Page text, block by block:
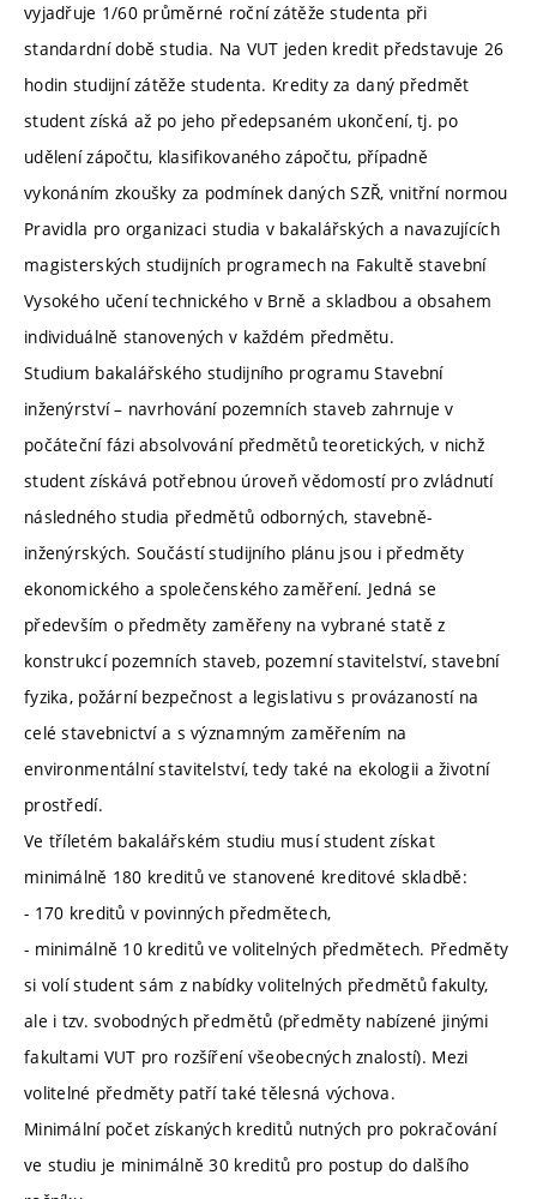
vyjadřuje 1/60 průměrné roční zátěže studenta při
standardní době studia. Na VUT jeden kredit představuje 26
hodin studijní zátěže studenta. Kredity za daný předmět
student získá až po jeho předepsaném ukončení, tj. po
udělení zápočtu, klasifikovaného zápočtu, případně
vykonáním zkoušky za podmínek daných SZŘ, vnitřní normou
Pravidla pro organizaci studia v bakalářských a navazujících
magisterských studijních programech na Fakultě stavební
Vysokého učení technického v Brně a skladbou a obsahem
individuálně stanovených v každém předmětu.
Studium bakalářského studijního programu Stavební
inženýrství – navrhování pozemních staveb zahrnuje v
počáteční fázi absolvování předmětů teoretických, v nichž
student získává potřebnou úroveň vědomostí pro zvládnutí
následného studia předmětů odborných, stavebně-
inženýrských. Součástí studijního plánu jsou i předměty
ekonomického a společenského zaměření. Jedná se
především o předměty zaměřeny na vybrané statě z
konstrukcí pozemních staveb, pozemní stavitelství, stavební
fyzika, požární bezpečnost a legislativu s provázaností na
celé stavebnictví a s významným zaměřením na
environmentální stavitelství, tedy také na ekologii a životní
prostředí.
Ve tříletém bakalářském studiu musí student získat
minimálně 180 kreditů ve stanovené kreditové skladbě:
- 170 kreditů v povinných předmětech,
- minimálně 10 kreditů ve volitelných předmětech. Předměty
si volí student sám z nabídky volitelných předmětů fakulty,
ale i tzv. svobodných předmětů (předměty nabízené jinými
fakultami VUT pro rozšíření všeobecných znalostí). Mezi
volitelné předměty patří také tělesná výchova.
Minimální počet získaných kreditů nutných pro pokračování
ve studiu je minimálně 30 kreditů pro postup do dalšího